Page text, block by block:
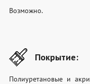
Возможно.
Покрытие:
Полиуретановые и